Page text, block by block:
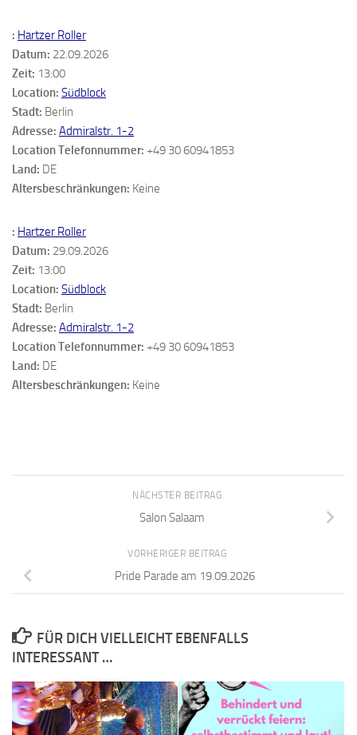
: Hartzer Roller
Datum: 22.09.2026
Zeit: 13:00
Location: Südblock
Stadt: Berlin
Adresse: Admiralstr. 1-2
Location Telefonnummer: +49 30 60941853
Land: DE
Altersbeschränkungen: Keine
: Hartzer Roller
Datum: 29.09.2026
Zeit: 13:00
Location: Südblock
Stadt: Berlin
Adresse: Admiralstr. 1-2
Location Telefonnummer: +49 30 60941853
Land: DE
Altersbeschränkungen: Keine
NÄCHSTER BEITRAG
Salon Salaam
VORHERIGER BEITRAG
Pride Parade am 19.09.2026
FÜR DICH VIELLEICHT EBENFALLS
INTERESSANT …